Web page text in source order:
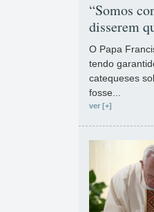
“Somos
disserem
O Papa
tendo
catequeses
fosse...
ver [+]